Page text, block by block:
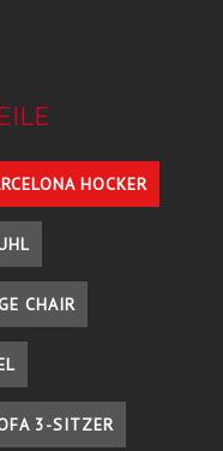
HOCKER
CHAIR
3-SITZER